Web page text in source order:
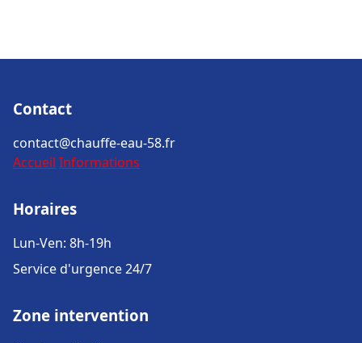
Contact
contact@chauffe-eau-58.fr
Accueil Informations
Horaires
Lun-Ven: 8h-19h
Service d'urgence 24/7
Zone intervention